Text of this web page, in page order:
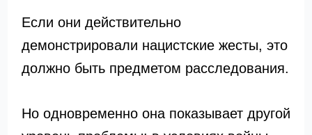
Если они действительно
демонстрировали нацистские жесты, это
должно быть предметом расследования.
Но одновременно она показывает другой